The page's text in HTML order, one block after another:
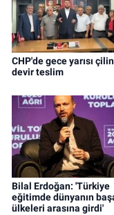
CHP'de gece yarısı
devir teslim
Bilal Erdoğan: 'Türkiye
eğitimde dünyanın
ülkeleri arasına girdi'